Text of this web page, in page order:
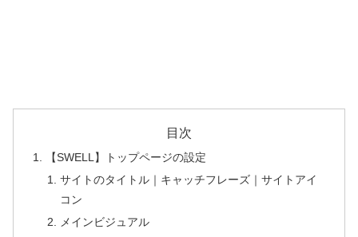
目次
【SWELL】トップページの設定
サイトのタイトル｜キャッチフレーズ｜サイトアイ
コン
メインビジュアル